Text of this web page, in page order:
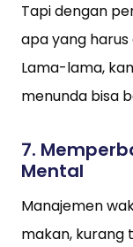
Tapi dengan
apa yang harus
Lama-lama,
menunda bisa
7.
Mental
Manajemen
makan, kurang